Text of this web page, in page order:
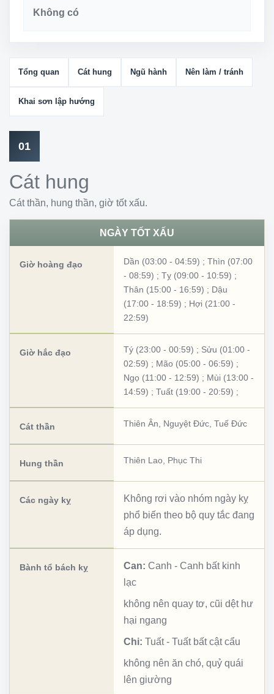
Không có
Tổng quan Cát hung Ngũ hành Nên làm / tránh
Khai sơn lập hướng
01
Cát hung
Cát thần, hung thần, giờ tốt xấu.
NGÀY TỐT XẤU
Giờ hoàng đạo Dần (03:00 - 04:59) ; Thìn (07:00
- 08:59) ; Tỵ (09:00 - 10:59) ;
Thân (15:00 - 16:59) ; Dậu
(17:00 - 18:59) ; Hợi (21:00 -
22:59)
Giờ hắc đạo Tý (23:00 - 00:59) ; Sửu (01:00 -
02:59) ; Mão (05:00 - 06:59) ;
Ngọ (11:00 - 12:59) ; Mùi (13:00 -
14:59) ; Tuất (19:00 - 20:59) ;
Cát thần Thiên Ân Nguyệt Đức Tuế Đức
Hung thần Thiên Lao Phục Thi
Các ngày kỵ
Không rơi vào nhóm ngày kỵ
phổ biến theo bộ quy tắc đang
áp dụng.
Bành tổ bách kỵ Can: Canh - Canh bất kinh
lạc
không nên quay tơ, cũi dệt hư
hại ngang
Chi: Tuất- Tuất bất cật cẩu
không nên ăn chó, quỷ quái
lên giường